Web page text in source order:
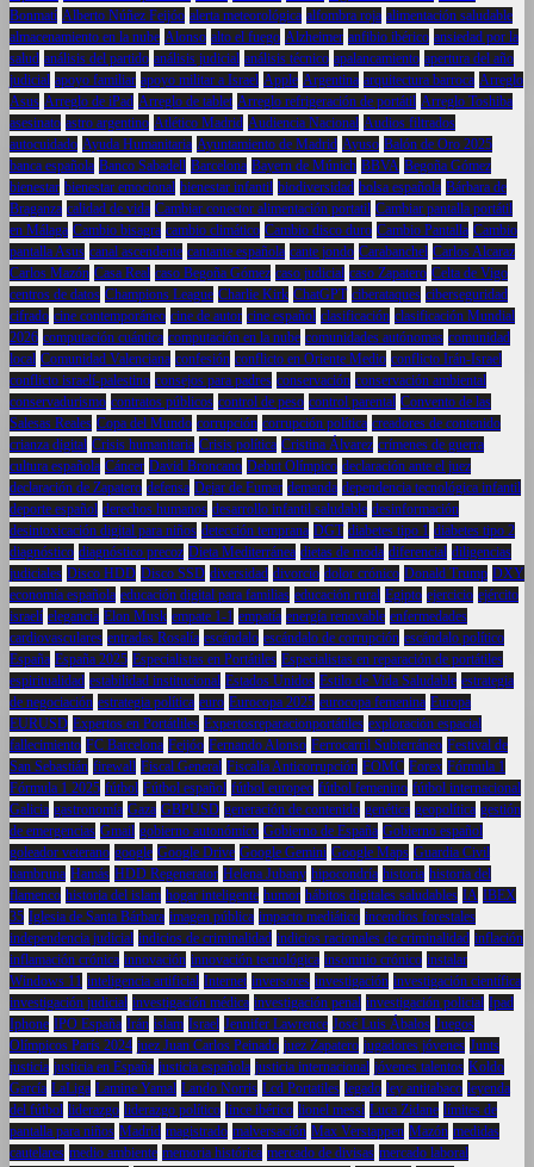
Bonmatí Alberto Núñez Feijóo alerta meteorológica alfombra roja alimentación saludable
almacenamiento en la nube Alonso alto el fuego Alzheimer anfibio ibérico ansiedad por la
salud análisis del partido análisis judicial análisis técnico apalancamiento apertura del año
judicial apoyo familiar apoyo militar a Israel Apple Argentina arquitectura barroca Arreglo
Asus Arreglo de iPad Arreglo de tablet Arreglo refrigeración de portátil Arreglo Toshiba
asesinato astro argentino Atlético Madrid Audiencia Nacional Audios filtrados
autocuidado Ayuda Humanitaria Ayuntamiento de Madrid Ayuso Balón de Oro 2025
banca española Banco Sabadell Barcelona Bayern de Múnich BBVA Begoña Gómez
bienestar bienestar emocional bienestar infantil biodiversidad bolsa española Bárbara de
Braganza calidad de vida Cambiar conector alimentación portatil Cambiar pantalla portátil
en Málaga Cambio bisagra cambio climático Cambio disco duro Cambio Pantalla Cambio
pantalla Asus canal ascendente cantante española cante jondo Carabanchel Carlos Alcaraz
Carlos Mazón Casa Real caso Begoña Gómez caso judicial caso Zapatero Celta de Vigo
centros de datos Champions League Charlie Kirk ChatGPT ciberataques ciberseguridad
cifrado cine contemporáneo cine de autor cine español clasificación clasificación Mundial
2026 computación cuántica computación en la nube comunidades autónomas comunidad
local Comunidad Valenciana confesión conflicto en Oriente Medio conflicto Irán-Israel
conflicto israelí-palestino consejos para padres conservación conservación ambiental
conservadurismo contratos públicos control de peso control parental Convento de las
Salesas Reales Copa del Mundo corrupción corrupción política creadores de contenido
crianza digital Crisis humanitaria Crisis política Cristina Álvarez crímenes de guerra
cultura española Cáncer David Broncano Debut Olímpico declaración ante el juez
declaración de Zapatero defensa Dejar de Fumar demanda dependencia tecnológica infantil
deporte español derechos humanos desarrollo infantil saludable desinformación
desintoxicación digital para niños detección temprana DGT diabetes tipo 1 diabetes tipo 2
diagnóstico diagnóstico precoz Dieta Mediterránea dietas de moda diferencial diligencias
judiciales Disco HDD Disco SSD diversidad divorcio dolor crónico Donald Trump DXY
economía española educación digital para familias educación rural Egipto ejercicio ejército
israelí elegancia Elon Musk empate 1-1 empatía energía renovable enfermedades
cardiovasculares entradas Rosalía escándalo escándalo de corrupción escándalo político
España España 2025 Especialistas en Portátiles Especialistas en reparación de portátiles
espiritualidad estabilidad institucional Estados Unidos Estilo de Vida Saludable estrategia
de negociación estrategia política euro Eurocopa 2025 eurocopa femenina Europa
EURUSD Expertos en Portátliles Expertosreparacionportátiles exploración espacial
fallecimiento FC Barcelona Feijóo Fernando Alonso Ferrocarril Subterráneo Festival de
San Sebastián firewall Fiscal General Fiscalía Anticorrupción FOMC Forex Fórmula 1
Fórmula 1 2025 fútbol Fútbol español fútbol europeo fútbol femenino fútbol internacional
Galicia gastronomía Gaza GBPUSD generación de contenido genética geopolítica gestión
de emergencias Gmail gobierno autonómico Gobierno de España Gobierno español
goleador veterano google Google Drive Google Gemini Google Maps Guardia Civil
hambruna Hamás HDD Regenerator Helena Jubany hipocondría historia historia del
flamenco historia del islam hogar inteligente humor hábitos digitales saludables IA IBEX
35 Iglesia de Santa Bárbara imagen pública impacto mediático incendios forestales
independencia judicial indicios de criminalidad indicios racionales de criminalidad inflación
inflamación crónica innovación innovación tecnológica insomnio crónico instalar
Windows 11 inteligencia artificial Internet inversores investigación investigación científica
investigación judicial investigación médica investigación penal investigación policial Ipad
Iphone IPO España Irán islam Israel Jennifer Lawrence José Luis Ábalos Juegos
Olímpicos París 2024 juez Juan Carlos Peinado juez Zapatero jugadores jóvenes Junts
justicia justicia en España justicia española justicia internacional jóvenes talentos Koldo
García LaLiga Lamine Yamal Lando Norris Lcd Portatiles legado ley antitabaco leyenda
del fútbol liderazgo liderazgo político lince ibérico lionel messi Luca Zidane límites de
pantalla para niños Madrid magistrado malversación Max Verstappen Mazón medidas
cautelares medio ambiente memoria histórica mercado de divisas mercado laboral